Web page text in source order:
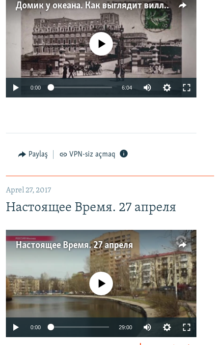
Домик у океана. Как выглядит вилла для Людмилы Путиной – репортаж с юга Франции
No media source currently available
0:00 6:04
Paylaş VPN-siz açmaq
Aprel 27, 2017
Настоящее Время. 27 апреля
Настоящее Время. 27 апреля
No media source currently available
0:00 29:00